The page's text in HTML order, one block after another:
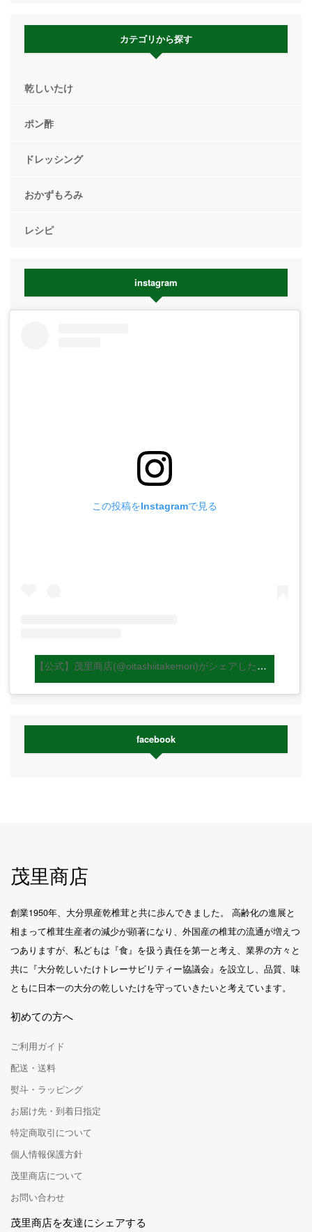
カテゴリから探す
乾しいたけ
ポン酢
ドレッシング
おかずもろみ
レシピ
instagram
この投稿をInstagramで見る
【公式】茂里商店(@oitashiitakemori)がシェアした投稿
facebook
茂里商店
創業1950年、大分県産乾椎茸と共に歩んできました。 高齢化の進展と
相まって椎茸生産者の減少が顕著になり、外国産の椎茸の流通が増えつ
つありますが、私どもは『食』を扱う責任を第一と考え、業界の方々と
共に『大分乾しいたけトレーサビリティー協議会』を設立し、品質、味
ともに日本一の大分の乾しいたけを守っていきたいと考えています。
初めての方へ
ご利用ガイド
配送・送料
熨斗・ラッピング
お届け先・到着日指定
特定商取引について
個人情報保護方針
茂里商店について
お問い合わせ
茂里商店を友達にシェアする